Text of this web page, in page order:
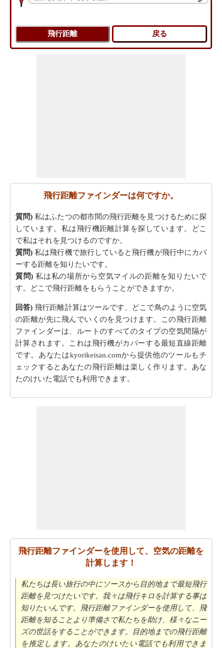
飛行距離ファインダーは何ですか。
質問) 私はふたつの都市間の飛行距離を見つけるために探
しています。私は飛行機距離計算を探しています。どこ
で私はそれを見つけるのですか。
質問) 私は飛行機で旅行していると飛行機が飛行中にカバ
ーする距離を知りたいです。
質問) 私は私の場所から空気マイルの距離を知りたいで
す。どこで飛行距離をもらうことができますか。
回答) 飛行距離計算はツールです、どこで鳥のように空気
の距離が先に飛んでいくのを見つけます。この飛行距離
ファインダーは、ルートのすべてのタイプの空気間隔が
計算されます。これは飛行機がカバーする最短直線距離
です。あなたはkyorikeisan.comから提供他のツールもチ
ェックするとあなたの飛行距離は楽しく作ります。あな
たのけいた電話でも利用できます。
飛行距離ファインダーを使用して、空気の距離を
計算します！
私たちは長い旅行の中にソースから目的地まで最短飛行
距離を見つけたいです。我々は飛行キロを計算する事は
知りたいんです。飛行距離ファインダーを使用して、飛
距離を知ることより準備さで私たちを助け、様々なニー
ズの世話をすることができます。目的地までの飛行距離
を推定します。あなたのけいたい電話でも利用できま